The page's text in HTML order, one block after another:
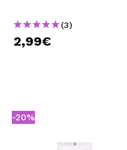
(3)
2,99€
-20%